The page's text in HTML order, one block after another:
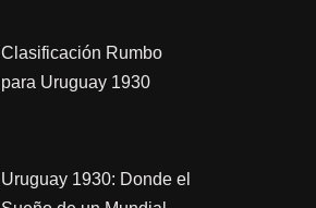
Clasificación Rumbo
para Uruguay 1930
Uruguay 1930: Donde el